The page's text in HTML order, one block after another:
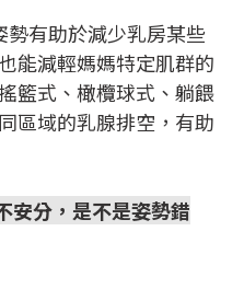
勢有助於減少乳房某些
能減輕媽媽特定肌群的
籃式、橄欖球式、躺餵
區域的乳腺排空，有助
安分，是不是姿勢錯